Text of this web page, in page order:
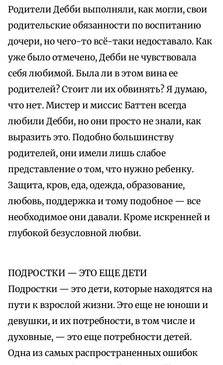
Родители Дебби выполняли, как могли, свои
родительские обязанности по воспитанию
дочери, но чего-то всё-таки недоставало. Как
уже было отмечено, Дебби не чувствовала
себя любимой. Была ли в этом вина ее
родителей? Стоит ли их обвинять? Я думаю,
что нет. Мистер и миссис Баттен всегда
любили Дебби, но они просто не знали, как
выразить это. Подобно большинству
родителей, они имели лишь слабое
представление о том, что нужно ребенку.
Защита, кров, еда, одежда, образование,
любовь, поддержка и тому подобное — все
необходимое они давали. Кроме искренней и
глубокой безусловной любви.
ПОДРОСТКИ — ЭТО ЕЩЕ ДЕТИ
Подростки — это дети, которые находятся на
пути к взрослой жизни. Это еще не юноши и
девушки, и их потребности, в том числе и
духовные, — это еще потребности детей.
Одна из самых распространенных ошибок